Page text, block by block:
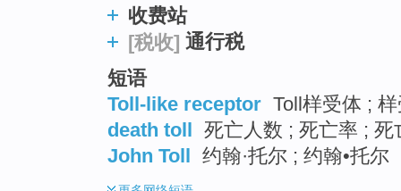
收费站
[税收] 通行税
短语
Toll-like receptor Toll样受体 ;
death toll 死亡人数 ; 死亡率 ; 死
John Toll 约翰·托尔 ; 约翰•托尔